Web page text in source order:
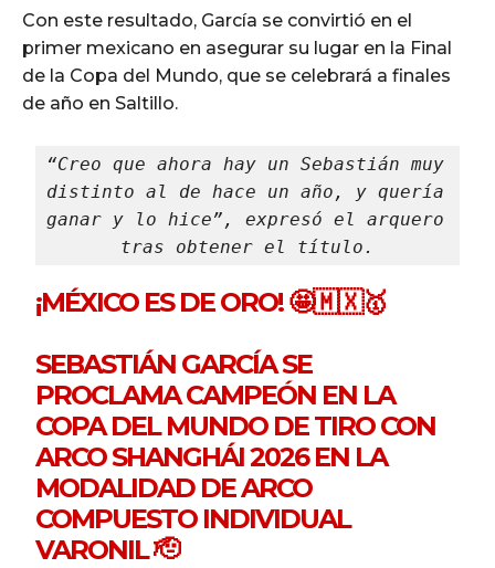
Con este resultado, García se convirtió en el
primer mexicano en asegurar su lugar en la Final
de la Copa del Mundo, que se celebrará a finales
de año en Saltillo.
“Creo que ahora hay un Sebastián muy
distinto al de hace un año, y quería
ganar y lo hice”, expresó el arquero
tras obtener el título.
¡MÉXICO ES DE ORO! 🤩🇲🇽🥇
SEBASTIÁN GARCÍA SE
PROCLAMA CAMPEÓN EN LA
COPA DEL MUNDO DE TIRO CON
ARCO SHANGHÁI 2026 EN LA
MODALIDAD DE ARCO
COMPUESTO INDIVIDUAL
VARONIL 🫡